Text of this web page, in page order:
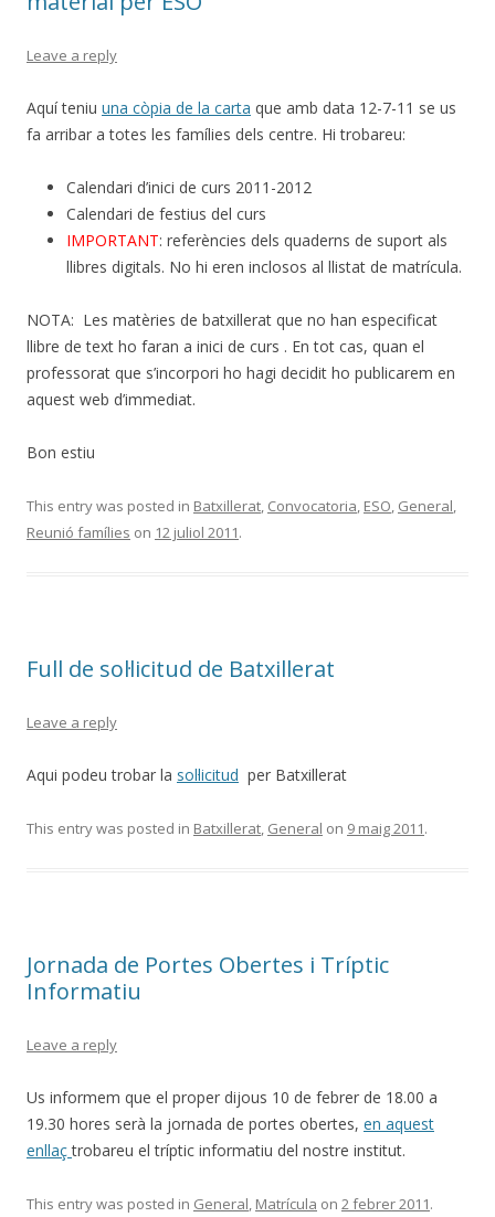
Leave a reply
Aquí teniu una còpia de la carta que amb data 12-7-11 se us
fa arribar a totes les famílies dels centre. Hi trobareu:
Calendari d’inici de curs 2011-2012
Calendari de festius del curs
IMPORTANT: referències dels quaderns de suport als
llibres digitals. No hi eren inclosos al llistat de matrícula.
NOTA: Les matèries de batxillerat que no han especificat
llibre de text ho faran a inici de curs . En tot cas, quan el
professorat que s’incorpori ho hagi decidit ho publicarem en
aquest web d’immediat.
Bon estiu
This entry was posted in Batxillerat, Convocatoria, ESO, General,
Reunió famílies on 12 juliol 2011.
Full de sol·licitud de Batxillerat
Leave a reply
Aqui podeu trobar la sol·licitud per Batxillerat
This entry was posted in Batxillerat, General on 9 maig 2011.
Jornada de Portes Obertes i Tríptic
Informatiu
Leave a reply
Us informem que el proper dijous 10 de febrer de 18.00 a
19.30 hores serà la jornada de portes obertes, en aquest
enllaçtrobareu el tríptic informatiu del nostre institut.
This entry was posted in General, Matrícula on 2 febrer 2011.